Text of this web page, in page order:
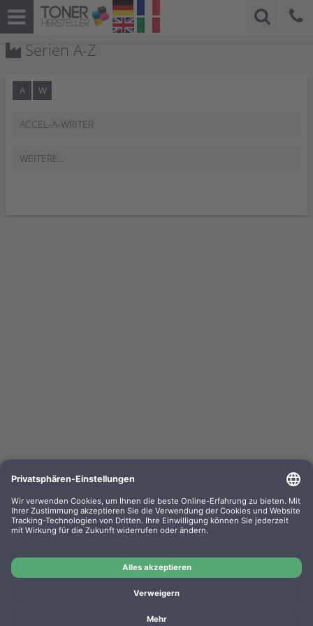
Serien A-Z
A W
ACCEL-A-WRITER
WEITERE...